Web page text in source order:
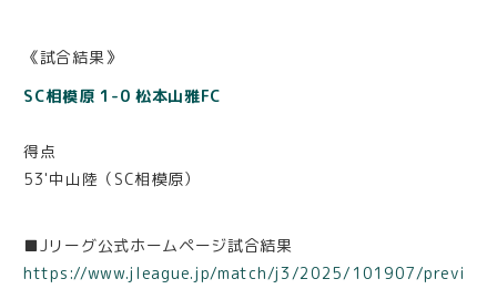
《試合結果》
SC相模原 1-0 松本山雅FC
得点
53'中山陸（SC相模原）
■Jリーグ公式ホームページ試合結果
https://www.jleague.jp/match/j3/2025/101907/previ